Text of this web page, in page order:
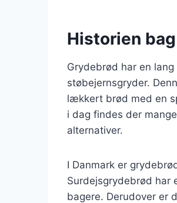
Historien
Grydebrød har en
støbejernsgryder.
lækkert brød med en
i dag findes der
alternativer.
I Danmark er
Surdejsgrydebrød har
bagere. Derudover er